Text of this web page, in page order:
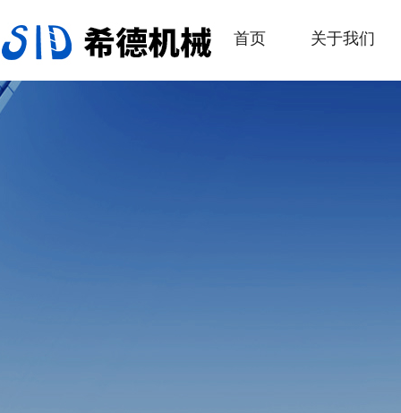
首页 关于我们